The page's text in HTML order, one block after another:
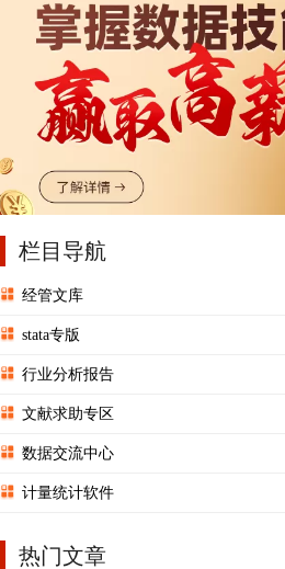
栏目导航
经管文库
stata专版
行业分析报告
文献求助专区
数据交流中心
计量统计软件
热门文章